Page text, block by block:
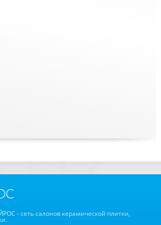
- сеть салонов керамической плитки,